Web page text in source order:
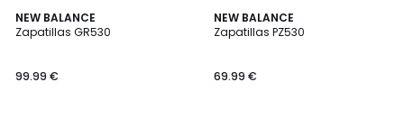
NEW BALANCE
Zapatillas GR530
99.99 €
4,7
/ 5
NEW BALANCE
Zapatillas PZ530
69.99 €
4,6
/ 5
2
Colores